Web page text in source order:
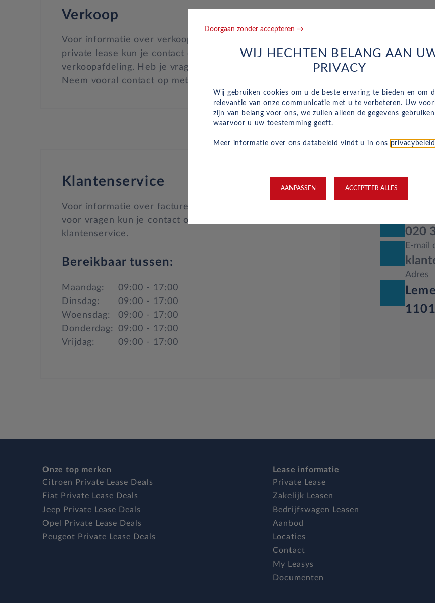
Verkoop
Voor informatie over verkoop en voor vragen over
private lease kun je contact opnemen met onze
verkoopafdeling. Heb je vragen over zakelijke lease?
Neem vooral contact op met onze accountmanagers.
Bel ons
+31
Klantenservice
Voor informatie over facturen, contracten, onderhoud of
voor vragen kun je contact opnemen met onze
klantenservice.
Bereikbaar tussen:
Maandag:
09:00 - 17:00
Dinsdag:
09:00 - 17:00
Woensdag:
09:00 - 17:00
Donderdag:
09:00 - 17:00
Vrijdag:
09:00 - 17:00
020
E-mail
Adres
Onze top merken
Citroen Private Lease Deals
Fiat Private Lease Deals
Jeep Private Lease Deals
Opel Private Lease Deals
Peugeot Private Lease Deals
Lease informatie
Private Lease
Zakelijk Leasen
Bedrijfswagen Leasen
Aanbod
Locaties
Contact
My Leasys
Documenten
Doorgaan zonder accepteren →
WIJ HECHTEN BELANG AAN
PRIVACY
Wij gebruiken cookies om u de beste ervaring te bieden en om
relevantie van onze communicatie met u te verbeteren. Uw
zijn van belang voor ons, we zullen alleen de gegevens gebruiken
waarvoor u uw toestemming geeft.
Meer informatie over ons databeleid vindt u in ons privacybeleid
AANPASSEN ACCEPTEER ALLES